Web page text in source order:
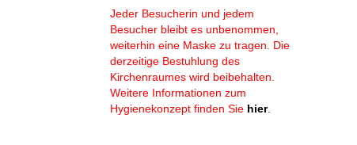
Jeder Besucherin und jedem
Besucher bleibt es unbenommen,
weiterhin eine Maske zu tragen. Die
derzeitige Bestuhlung des
Kirchenraumes wird beibehalten.
Weitere Informationen zum
Hygienekonzept finden Sie hier.